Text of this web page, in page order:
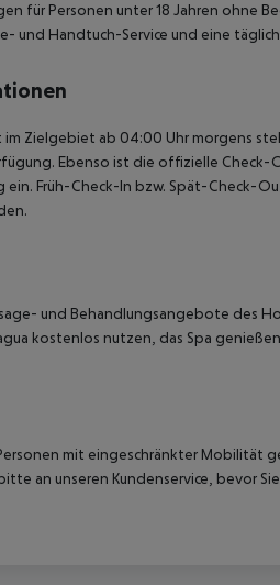
für Personen unter 18 Jahren ohne
und Handtuch-Service und eine
im Zielgebiet ab 04:00 Uhr morgens
Ebenso ist die offizielle
ein. Früh-Check-In bzw. Spät-Check-
und Behandlungsangebote des
kostenlos nutzen, das Spa
mit eingeschränkter Mobilität
an unseren Kundenservice, bevor